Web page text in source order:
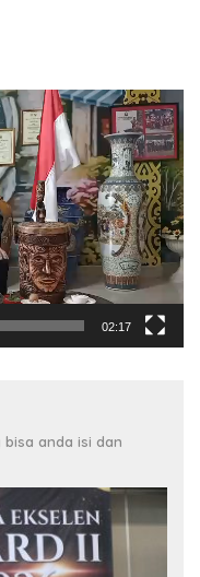
02:17
anda isi dan